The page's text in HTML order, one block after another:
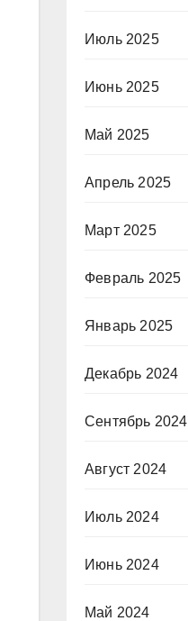
Июль 2025
Июнь 2025
Май 2025
Апрель 2025
Март 2025
Февраль 2025
Январь 2025
Декабрь 2024
Сентябрь 2024
Август 2024
Июль 2024
Июнь 2024
Май 2024